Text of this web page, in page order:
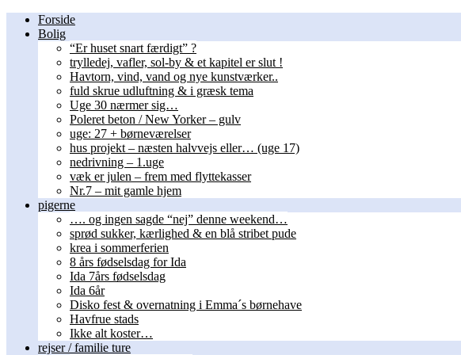
Forside
Bolig
“Er huset snart færdigt” ?
trylledej, vafler, sol-by & et kapitel er slut !
Havtorn, vind, vand og nye kunstværker..
fuld skrue udluftning & i græsk tema
Uge 30 nærmer sig…
Poleret beton / New Yorker – gulv
uge: 27 + børneværelser
hus projekt – næsten halvvejs eller… (uge 17)
nedrivning – 1.uge
væk er julen – frem med flyttekasser
Nr.7 – mit gamle hjem
pigerne
…. og ingen sagde “nej” denne weekend…
sprød sukker, kærlighed & en blå stribet pude
krea i sommerferien
8 års fødselsdag for Ida
Ida 7års fødselsdag
Ida 6år
Disko fest & overnatning i Emma´s børnehave
Havfrue stads
Ikke alt koster…
rejser / familie ture